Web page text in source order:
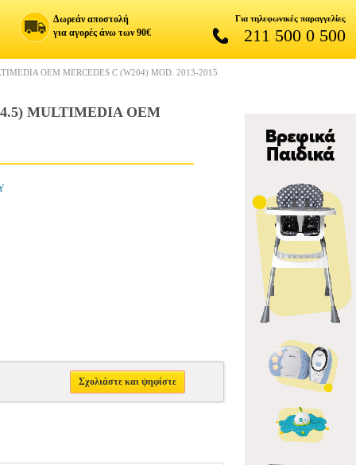
Δωρεάν αποστολή
για αγορές άνω των 90€
Για τηλεφωνικές παραγγελίες
211 500 0 500
OEM MERCEDES C (W204) MOD. 2013-2015
MULTIMEDIA OEM
Σχολιάστε και ψηφίστε